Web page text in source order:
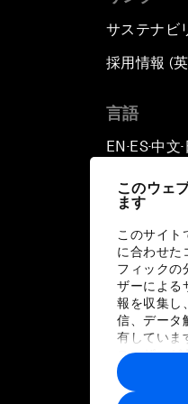
このウェ
ます
このサイト
に合わせた
フィックの
ザーによる
報を収集し
信、データ
有していま
ユーザー
報や各パー
に収集さ
サステナビ
採用情報 (
言語
EN ▪ ES▪中文▪